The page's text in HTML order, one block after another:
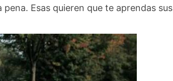
Esas quieren que te aprendas sus